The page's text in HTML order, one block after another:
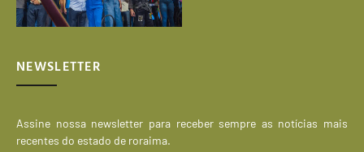
NEWSLETTER
Assine nossa newsletter para receber sempre as notícias mais
recentes do estado de roraima.